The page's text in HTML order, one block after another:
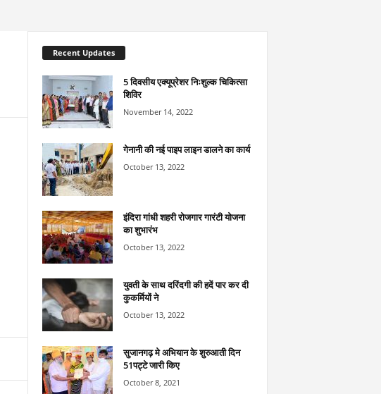
Recent Updates
5 दिवसीय एक्यूप्रेशर निःशुल्क चिकित्सा
शिविर
November 14, 2022
गेनानी की नई पाइप लाइन डालने का कार्य
October 13, 2022
इंदिरा गांधी शहरी रोजगार गारंटी योजना
का शुभारंभ
October 13, 2022
युवती के साथ दरिंदगी की हदें पार कर दी
कुकर्मियों ने
October 13, 2022
सुजानगढ़ मे अभियान के शुरुआती दिन
51पट्टे जारी किए
October 8, 2021